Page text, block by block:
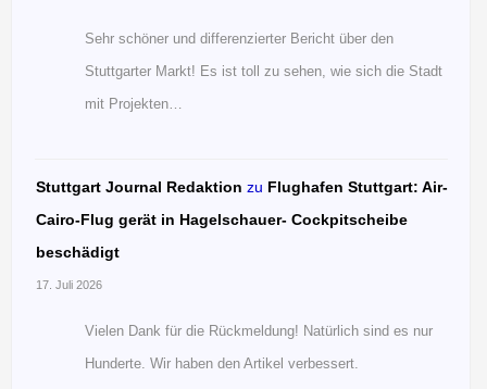
Sehr schöner und differenzierter Bericht über den
Stuttgarter Markt! Es ist toll zu sehen, wie sich die Stadt
mit Projekten…
Stuttgart Journal Redaktion zu Flughafen Stuttgart: Air-
Cairo-Flug gerät in Hagelschauer- Cockpitscheibe
beschädigt
17. Juli 2026
Vielen Dank für die Rückmeldung! Natürlich sind es nur
Hunderte. Wir haben den Artikel verbessert.